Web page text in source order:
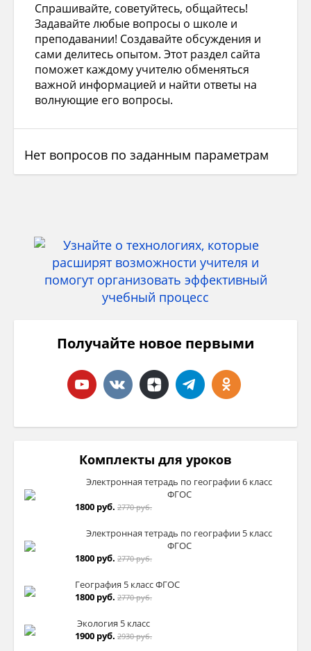
Спрашивайте, советуйтесь, общайтесь!
Задавайте любые вопросы о школе и
преподавании! Создавайте обсуждения и
сами делитесь опытом. Этот раздел сайта
поможет каждому учителю обменяться
важной информацией и найти ответы на
волнующие его вопросы.
Нет вопросов по заданным параметрам
Получайте новое первыми
Комплекты для уроков
Электронная тетрадь по географии 6 класс
ФГОС
1800 руб. 2770 руб.
Электронная тетрадь по географии 5 класс
ФГОС
1800 руб. 2770 руб.
География 5 класс ФГОС
1800 руб. 2770 руб.
Экология 5 класс
1900 руб. 2930 руб.